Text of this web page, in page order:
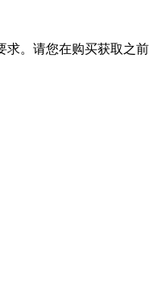
。请您在购买获取之